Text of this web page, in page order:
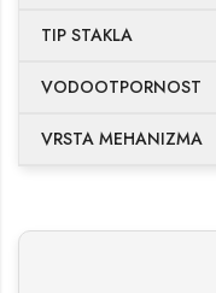
TIP STAKLA
VODOOTPORNOST
VRSTA MEHANIZMA